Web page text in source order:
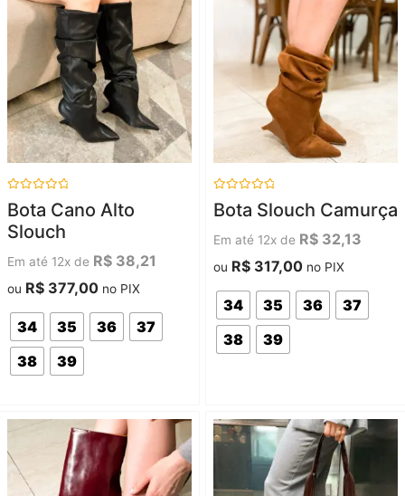
0
5
Bota Cano Alto
Slouch
Em até 12x de R$ 38,21
ou R$ 377,00 no PIX
34 35 36
37
38
39
0
Bota Slouch Camurça
Em até 12x de R$ 32,13
ou R$ 317,00 no PIX
34 35 36
37
38
39